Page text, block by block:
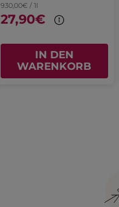
930,00€ / 1l
27,90€
IN DEN
WARENKORB